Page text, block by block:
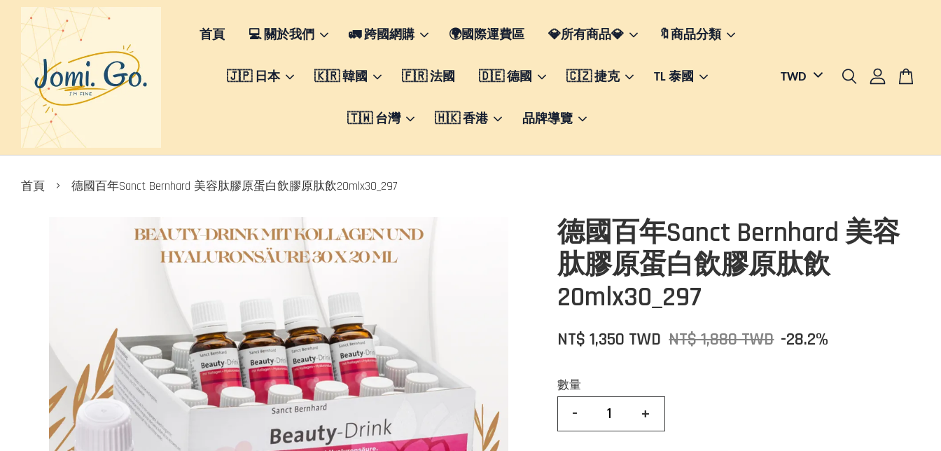
首頁 💻 關於我們 🚛 跨國網購 🌍國際運費區 💎所有商品💎 🔖商品分類
🇯🇵 日本 🇰🇷 韓國 🇫🇷 法國 🇩🇪 德國 🇨🇿 捷克 TL 泰國
🇹🇼 台灣 🇭🇰 香港 品牌導覽
首頁 › 德國百年Sanct Bernhard 美容肽膠原蛋白飲膠原肽飲20mlx30_297
德國百年Sanct Bernhard 美容
肽膠原蛋白飲膠原肽飲
20mlx30_297
NT$ 1,350 TWD NT$ 1,880 TWD -28.2%
數量
- +